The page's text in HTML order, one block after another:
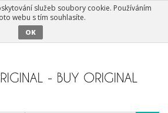
služeb soubory cookie. Používáním
webu s tím souhlasíte.
OK